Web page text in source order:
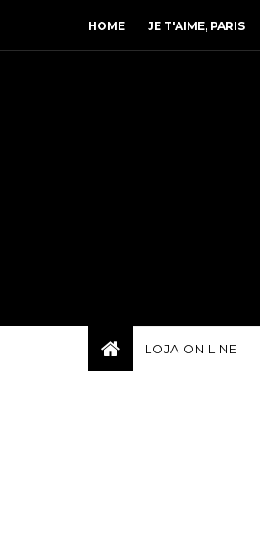
HOME JE T'AIME, PARIS
LOJA ON LINE